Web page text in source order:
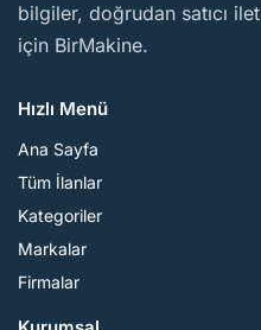
bilgiler, doğrudan satıcı
için BirMakine.
Hızlı Menü
Ana Sayfa
Tüm İlanlar
Kategoriler
Markalar
Firmalar